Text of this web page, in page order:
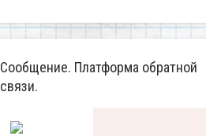
Сообщение. Платформа обратной
связи.